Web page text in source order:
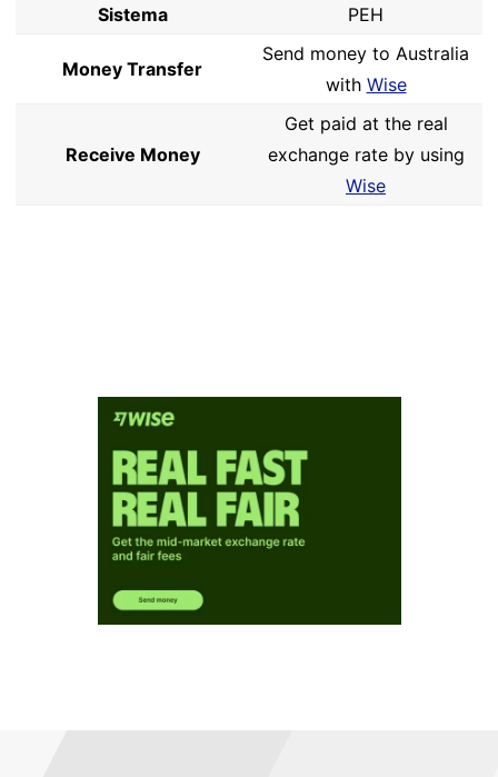
Sistema
PEH
Money Transfer
Send money to Australia
with Wise
Receive Money
Get paid at the real
exchange rate by using
Wise